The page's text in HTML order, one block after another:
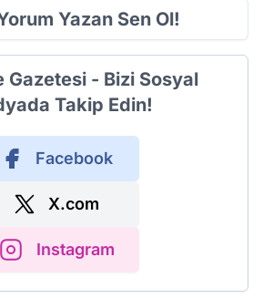
Yazan Sen Ol!
Gazetesi - Bizi Sosyal
Takip Edin!
Facebook
X.com
Instagram